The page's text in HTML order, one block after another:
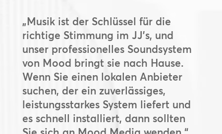
„Musik ist der Schlüssel für die
richtige Stimmung im JJ’s, und
unser professionelles Soundsystem
von Mood bringt sie nach Hause.
Wenn Sie einen lokalen Anbieter
suchen, der ein zuverlässiges,
leistungsstarkes System liefert und
es schnell installiert, dann sollten